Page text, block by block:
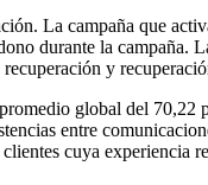
La campaña que
durante la campaña.
y
global del
entre
cuya experiencia